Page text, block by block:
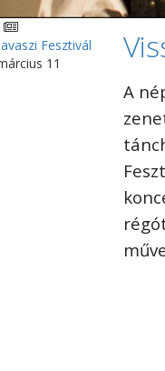
Fesztivál
11
A